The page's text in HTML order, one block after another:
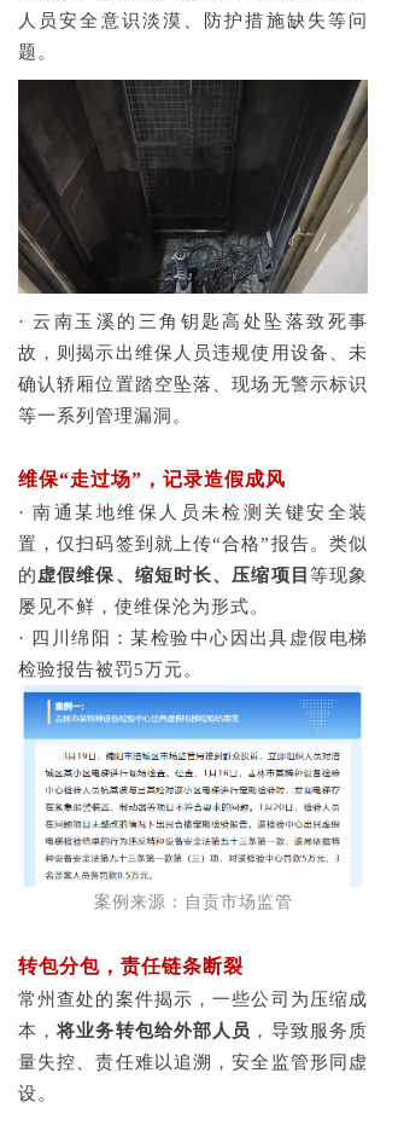
人员安全意识淡漠、防护措施缺失等问
题。
· 云南玉溪的三角钥匙高处坠落致死事
故，则揭示出维保人员违规使用设备、未
确认轿厢位置踏空坠落、现场无警示标识
等一系列管理漏洞。
维保“走过场”，记录造假成风
· 南通某地维保人员未检测关键安全装
置，仅扫码签到就上传“合格”报告。类似
的虚假维保、缩短时长、压缩项目 等现象
屡见不鲜，使维保沦为形式。
· 四川绵阳：某检验中心因出具虚假电梯
检验报告被罚5万元。
案例来源：自贡市场监管
转包分包，责任链条断裂
常州查处的案件揭示，一些公司为压缩成
本，将业务转包给外部人员 ，导致服务质
量失控、责任难以追溯，安全监管形同虚
设。